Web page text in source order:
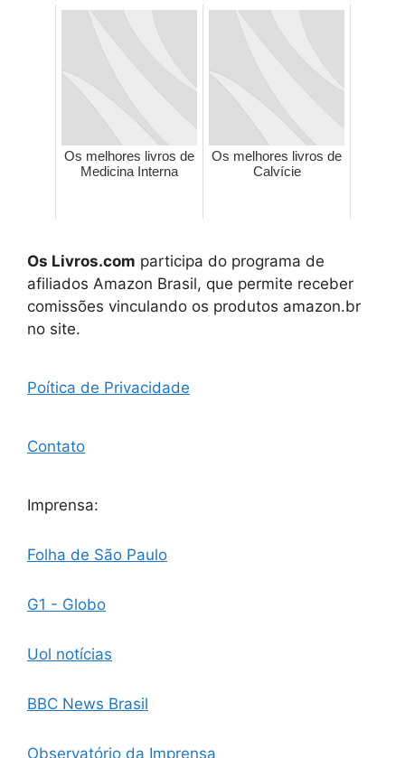
Os melhores livros de
Medicina Interna
Os melhores livros de
Calvície
Os Livros.com participa do programa de
afiliados Amazon Brasil, que permite receber
comissões vinculando os produtos amazon.br
no site.
Poítica de Privacidade
Contato
Imprensa:
Folha de São Paulo
G1 - Globo
Uol notícias
BBC News Brasil
Observatório da Imprensa